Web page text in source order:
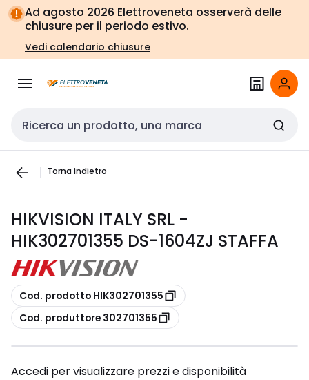
Vai alla
navigazione
Vai
alla
pagina
Ad agosto 2026 Elettroveneta osserverà delle
chiusure per il periodo estivo.
Vedi calendario chiusure
Cerca input
Torna indietro
HIKVISION ITALY SRL -
HIK302701355 DS-1604ZJ STAFFA
copia
Cod. prodotto HIK302701355
copia
Cod. produttore 302701355
Accedi per visualizzare prezzi e disponibilità